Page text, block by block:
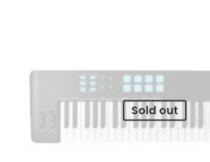
Sold out